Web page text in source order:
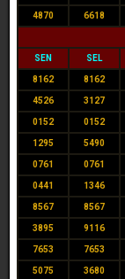
4870 6618
SEN SEL
8162 8162
4526 3127
0152 0152
1295 5490
0761 0761
0441 1346
8567 8567
3895 9116
7653 7653
5075 3680